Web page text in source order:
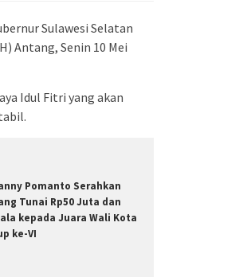
Sulawesi Selatan
Antang, Senin 10 Mei
Idul Fitri yang akan
Pomanto Serahkan
Tunai Rp50 Juta dan
kepada Juara Wali Kota
ke-VI